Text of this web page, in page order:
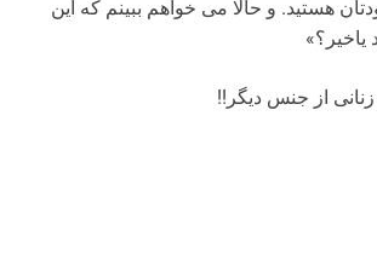
هستید. و حالا می خواهم ببینم که این
از جنس دیگر!!